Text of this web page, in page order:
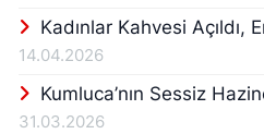
Kadınlar Kahvesi Açıldı,
14.04.2026
Kumluca’nın Sessiz
31.03.2026